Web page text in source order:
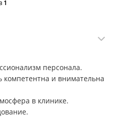
1
персонала.
компетентна и внимательна
в клинике.